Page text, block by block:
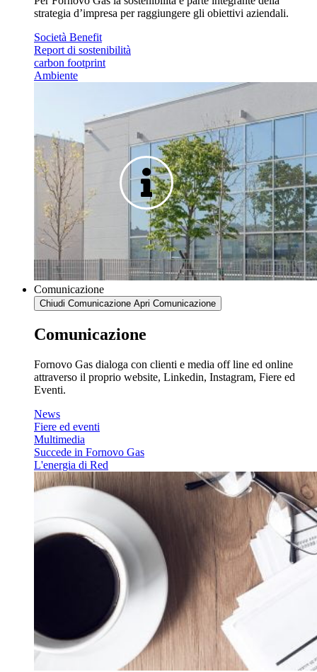
strategia d’impresa per raggiungere gli obiettivi aziendali.
Società Benefit
Report di sostenibilità
carbon footprint
Ambiente
Comunicazione
Chiudi Comunicazione Apri Comunicazione
Comunicazione
Fornovo Gas dialoga con clienti e media off line ed online
attraverso il proprio website, Linkedin, Instagram, Fiere ed
Eventi.
News
Fiere ed eventi
Multimedia
Succede in Fornovo Gas
L'energia di Red